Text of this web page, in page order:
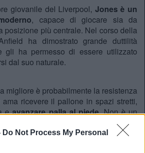
Do Not Process My Personal
giovanile del Liverpool, Jones è un
, capace di giocare sia da
posizione più centrale. Nel corso della
ha dimostrato grande duttilità
gli ha permesso di essere utilizzato
dal suo naturale.
migliore è probabilmente la resistenza
ricevere il pallone in spazi stretti,
eavanzare palla al piede. Non è un
né un trequartista puro, ma un
che aiuta la squadra a
e a risalire il campo.